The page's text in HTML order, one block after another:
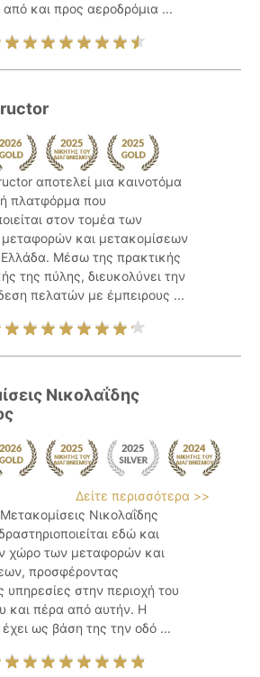
και προς αεροδρόμια ...
αποτελεί μια καινοτόμα
πλατφόρμα που
στον τομέα των
και μετακομίσεων
Μέσω της πρακτικής
της πύλης, διευκολύνει την
πελατών με έμπειρους ...
Νικολαΐδης
Δείτε περισσότερα >>
Νικολαΐδης
εδώ και
χώρο των μεταφορών και
προσφέροντας
υπηρεσίες στην περιοχή του
και πέρα από αυτήν. Η
έχει ως βάση της την οδό ...